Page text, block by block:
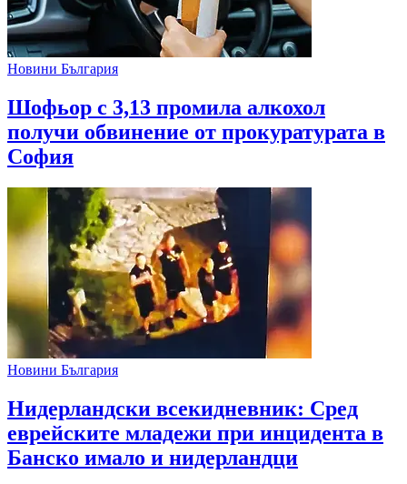
Новини България
Шофьор с 3,13 промила алкохол
получи обвинение от прокуратурата в
София
Новини България
Нидерландски всекидневник: Сред
еврейските младежи при инцидента в
Банско имало и нидерландци